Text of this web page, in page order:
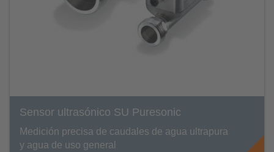
Sensor ultrasónico SU Puresonic
Medición precisa de caudales de agua ultrapura
y agua de uso general